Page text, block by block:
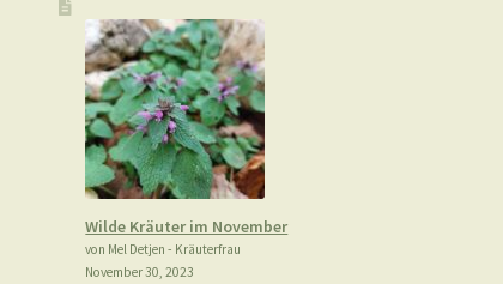
Wilde Kräuter im November
von Mel Detjen - Kräuterfrau
November 30, 2023